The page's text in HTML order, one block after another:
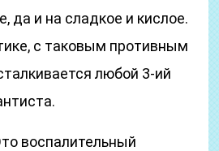
да и на сладкое и кислое.
с таковым противным
любой 3-ий
воспалительный